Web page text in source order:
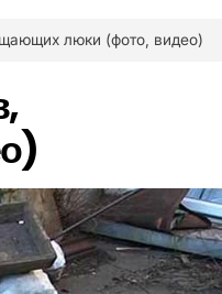
люки (фото, видео)